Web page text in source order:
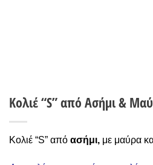
Κολιέ “S” από Ασήμι &
Κολιέ “S” από ασήμι, με μαύρα